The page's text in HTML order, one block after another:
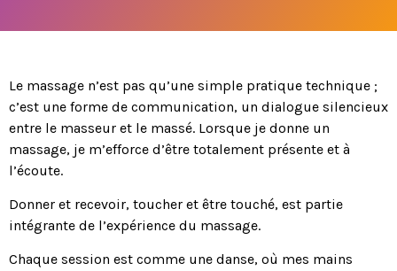
Le massage n’est pas qu’une simple pratique technique ;
c’est une forme de communication, un dialogue silencieux
entre le masseur et le massé. Lorsque je donne un
massage, je m’efforce d’être totalement présente et à
l’écoute.
Donner et recevoir, toucher et être touché, est partie
intégrante de l’expérience du massage.
Chaque session est comme une danse, où mes mains